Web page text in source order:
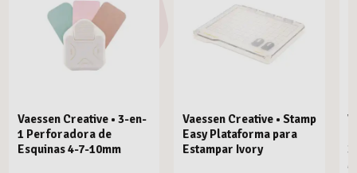
Vaessen Creative • 3-en-
1 Perforadora de
Esquinas 4-7-10mm
Vaessen Creative • Stamp
Easy Plataforma para
Estampar Ivory